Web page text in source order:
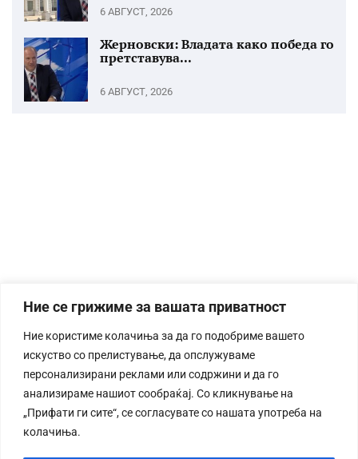
Ние се грижиме за вашата приватност
Ние користиме колачиња за да го подобриме вашето
искуство со прелистување, да опслужуваме
персонализирани реклами или содржини и да го
анализираме нашиот сообраќај. Со кликнување на
„Прифати ги сите“, се согласувате со нашата употреба на
колачиња.
6 АВГУСТ, 2026
Жерновски: Владата како победа го
претставува...
6 АВГУСТ, 2026